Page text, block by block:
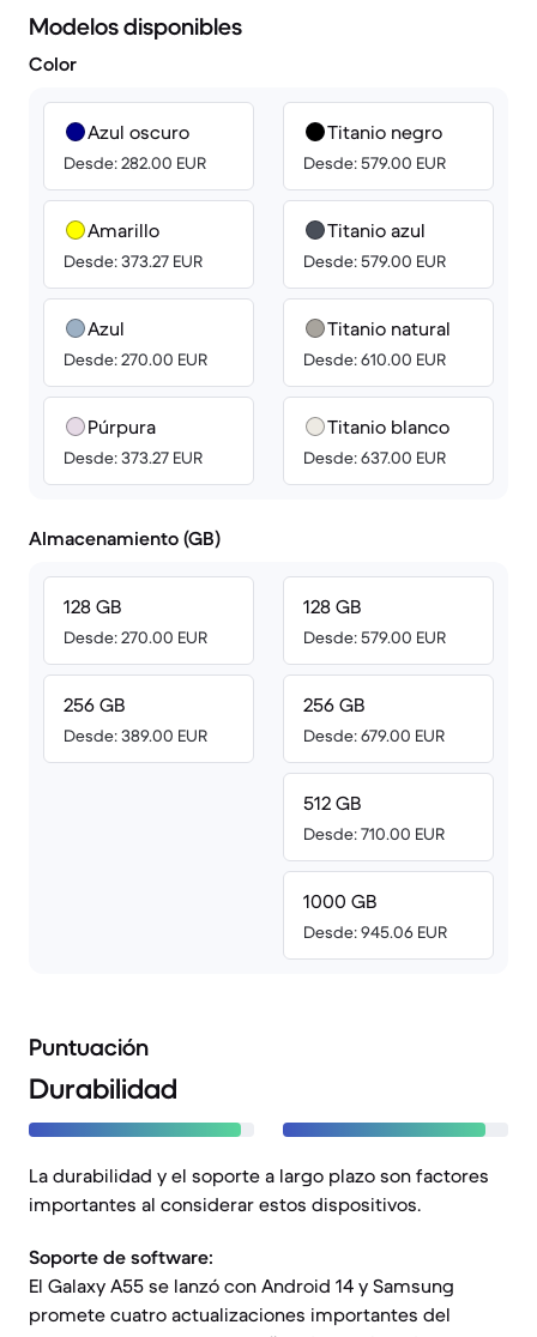
Modelos disponibles
Color
Azul oscuro
Desde: 282.00 EUR
Amarillo
Desde: 373.27 EUR
Azul
Desde: 270.00 EUR
Púrpura
Desde: 373.27 EUR
Titanio negro
Desde: 579.00 EUR
Titanio azul
Desde: 579.00 EUR
Titanio natural
Desde: 610.00 EUR
Titanio blanco
Desde: 637.00 EUR
Almacenamiento (GB)
128 GB
Desde: 270.00 EUR
256 GB
Desde: 389.00 EUR
128 GB
Desde: 579.00 EUR
256 GB
Desde: 679.00 EUR
512 GB
Desde: 710.00 EUR
1000 GB
Desde: 945.06 EUR
Puntuación
Durabilidad
La durabilidad y el soporte a largo plazo son factores
importantes al considerar estos dispositivos.
Soporte de software:
El Galaxy A55 se lanzó con Android 14 y Samsung
promete cuatro actualizaciones importantes del